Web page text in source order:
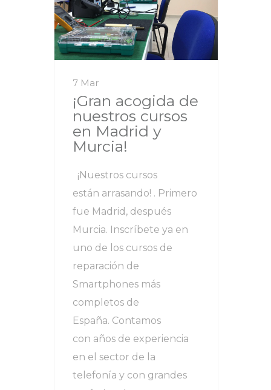
7 Mar
¡Gran acogida de
nuestros cursos
en Madrid y
Murcia!
¡Nuestros cursos
están arrasando! . Primero
fue Madrid, después
Murcia. Inscríbete ya en
uno de los cursos de
reparación de
Smartphones más
completos de
España. Contamos
con años de experiencia
en el sector de la
telefonía y con grandes